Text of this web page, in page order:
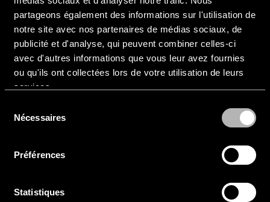
partageons également des informations sur l'utilisation de
notre site avec nos partenaires de médias sociaux, de
publicité et d'analyse, qui peuvent combiner celles-ci
avec d'autres informations que vous leur avez fournies
ou qu'ils ont collectées lors de votre utilisation de leurs
services.
Nécessaires
Préférences
Statistiques
Versions à double réglage et à
cartouche
Pour certaines applications, KONI propose des
cartouches haute performance destinées à la
compétition, avec des réglages indépendants de
pour les adeptes d'autocross et les pilotes en